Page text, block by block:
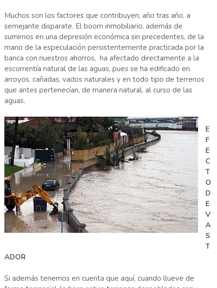
Muchos son los factores que contribuyen, año tras año, a
semejante disparate. El boom inmobiliario, además de
sumirnos en una depresión económica sin precedentes, de la
mano de la especulación persistentemente practicada por la
banca con nuestros ahorros, ha afectado directamente a la
escorrentía natural de las aguas, pues se ha edificado en
arroyos, cañadas, vados naturales y en todo tipo de terrenos
que antes pertenecían, de manera natural, al curso de las
aguas.
E
F
E
C
T
O
D
E
V
A
S
T
ADOR
Si además tenemos en cuenta que aquí, cuando llueve de